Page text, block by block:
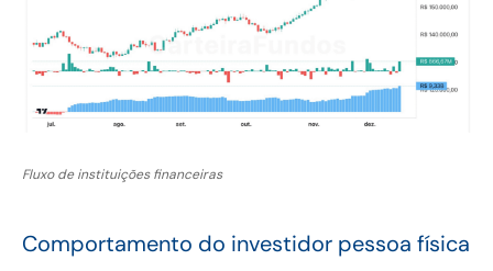
Fluxo de instituições financeiras
Comportamento do investidor pessoa física